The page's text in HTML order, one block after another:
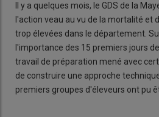
Il y a quelques mois, le GDS de la
l'action veau au vu de la mortalité et
trop élevées dans le département.
l'importance des 15 premiers jours
travail de préparation mené avec
de construire une approche
premiers groupes d'éleveurs ont pu